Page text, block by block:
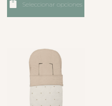
Seleccionar opciones